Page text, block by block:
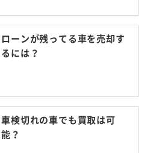
ローンが残ってる車を売却す
るには？
車検切れの車でも買取は可
能？